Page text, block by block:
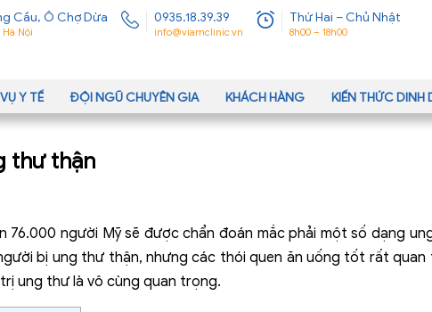
Cầu, Ô Chợ Dừa
Nội
0935.18.39.39
info@viamclinic.vn
Thứ Hai – Chủ Nhật
8h00 – 18h00
Y TẾ ĐỘI NGŨ CHUYÊN GIA KHÁCH HÀNG KIẾN THỨC DINH
thư thận
76.000 người Mỹ sẽ được chẩn đoán mắc phải một số dạng
bị ung thư thận, nhưng các thói quen ăn uống tốt rất
ung thư là vô cùng quan trọng.